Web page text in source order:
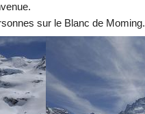
sur le Blanc de Moming.